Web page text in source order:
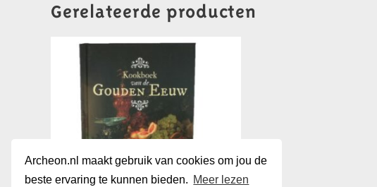
Archeon.nl maakt gebruik van cookies om jou de
beste ervaring te kunnen bieden. Meer lezen
Gerelateerde producten